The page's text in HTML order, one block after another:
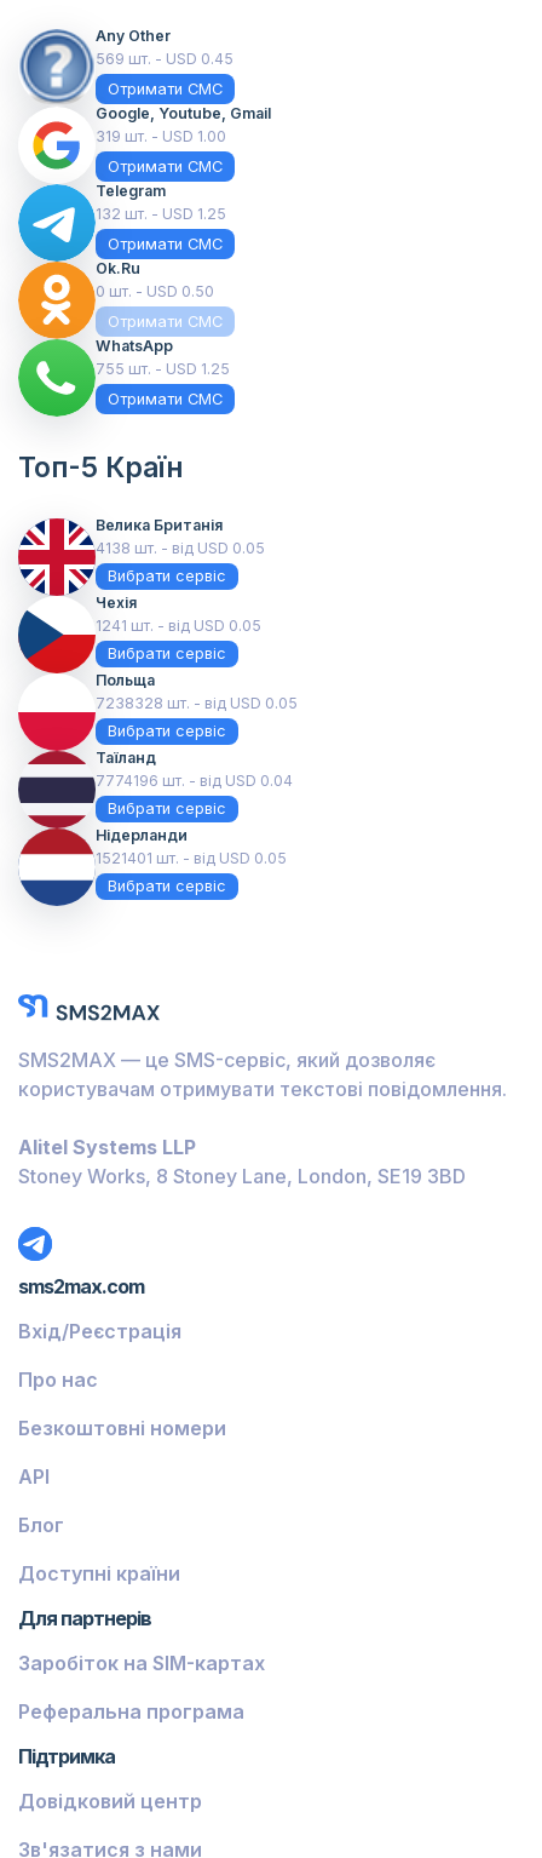
Any Other
569 шт. - USD 0.45
Отримати СМС
Google, Youtube, Gmail
319 шт. - USD 1.00
Отримати СМС
Telegram
132 шт. - USD 1.25
Отримати СМС
Ok.ru
0 шт. - USD 0.50
Отримати СМС
WhatsApp
755 шт. - USD 1.25
Отримати СМС
Топ-5 Країн
Велика Британія
4138 шт. - від USD 0.05
Вибрати сервіс
Чехія
1241 шт. - від USD 0.05
Вибрати сервіс
Польща
7238328 шт. - від USD 0.05
Вибрати сервіс
Таїланд
7774196 шт. - від USD 0.04
Вибрати сервіс
Нідерланди
1521401 шт. - від USD 0.05
Вибрати сервіс
SMS2MAX — це SMS-сервіс, який дозволяє
користувачам отримувати текстові повідомлення.
Alitel Systems LLP
Stoney Works, 8 Stoney Lane, London, SE19 3BD
sms2max.com
Вхід/Реєстрація
Про нас
Безкоштовні номери
API
Блог
Доступні країни
Для партнерів
Заробіток на SIM-картах
Реферальна програма
Підтримка
Довідковий центр
Зв'язатися з нами